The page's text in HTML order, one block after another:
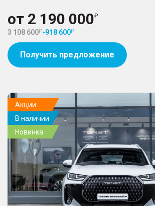
от 2 190 000
3 108 600 -918 600
Получить предложение
Акции
В наличии
Новинка